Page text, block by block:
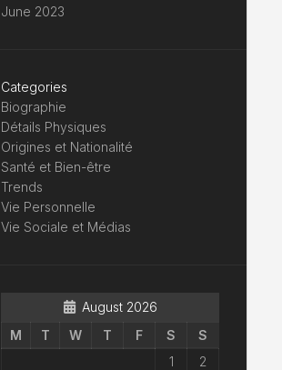
June 2023
Categories
Biographie
Détails Physiques
Origines et Nationalité
Santé et Bien-être
Trends
Vie Personnelle
Vie Sociale et Médias
August 2026
M
T W T F S
S
1
2